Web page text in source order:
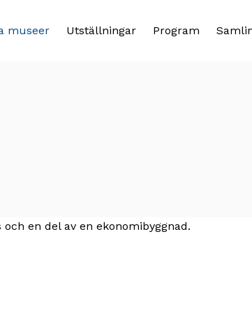
museer Utställningar Program